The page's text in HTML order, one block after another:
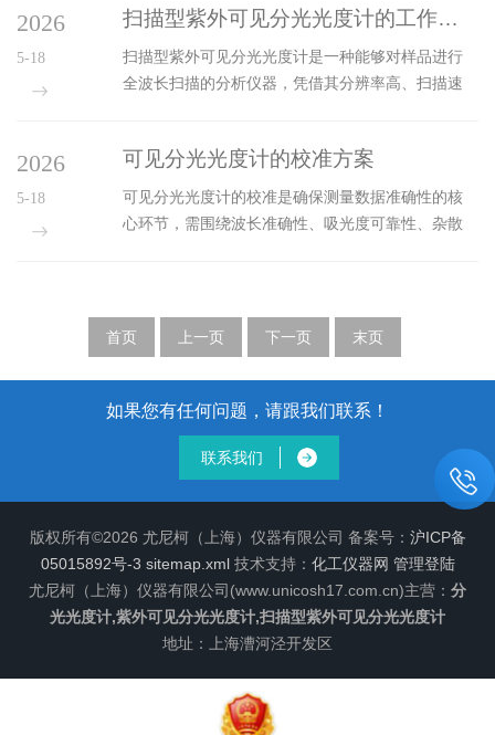
定；波长校准需使用标准滤光片，验证波长的准确
物质相互作用产生的信号，揭示出物质内在的组成
与浓度信息。这种仪器就是紫外可见分光光度计，
而UV-2800紫外可见分光光度计是其中一种常见型
互作用的基本原理说起。当一束特定波长的光穿过
扫描型紫外可见分光光度计的工作原理与光谱扫描功能
扫描型紫外可见分光光度计是一种能够对样品进行
全波长扫描的分析仪器，凭借其分辨率高、扫描速
质的紫外可见吸收特性，光谱扫描功能则是其核心
优势，能够为样品的定性、定量分析提供全面的光
谱信息。工作原理与普通紫外可见分光光度计基本
特定波长的单色光；单色光照射到样品池中的...
2026
5-18
可见分光光度计的校准方案
可见分光光度计的校准是确保测量数据准确性的核
心环节，需围绕波长准确性、吸光度可靠性、杂散
物质选择-可见区专用：采用镨钕玻璃滤光片(特征吸
收峰536.33nm)或汞灯(546.07nm)，通过扫描特征
峰位验证波长示值误差。-替代方案：若缺乏专用标
准物，可利用已知最大吸收波长的溶液进行验证。-
校准流程-将标准物质置于光路，全波段扫描并记录
峰值波长，...
2026
5-18
首页 上一页 下一页 末页
如果您有任何问题，请跟我们联系！
联系我们
版权所有©2026 尤尼柯（上海）仪器有限公司 备案号： 沪ICP备
05015892号-3 sitemap.xml技术支持： 化工仪器网 管理登陆
尤尼柯（上海）仪器有限公司(www.unicosh17.com.cn)主营： 分
光光度计,紫外可见分光光度计,扫描型紫外可见分光光度计
地址：上海漕河泾开发区